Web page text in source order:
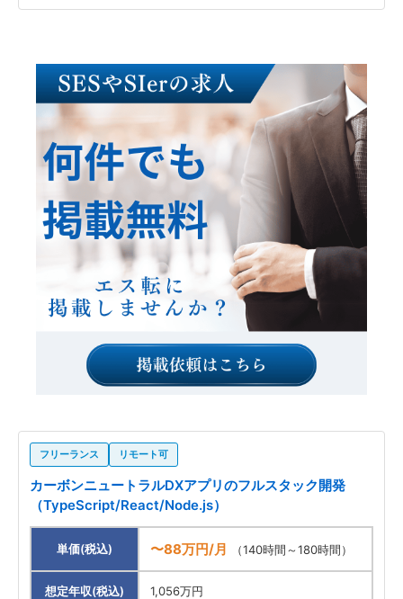
フリーランス リモート可
カーボンニュートラルDXアプリのフルスタック開発
（TypeScript/React/Node.js）
単価(税込) 〜88万円/月 （140時間～180時間）
想定年収(税込) 1,056万円